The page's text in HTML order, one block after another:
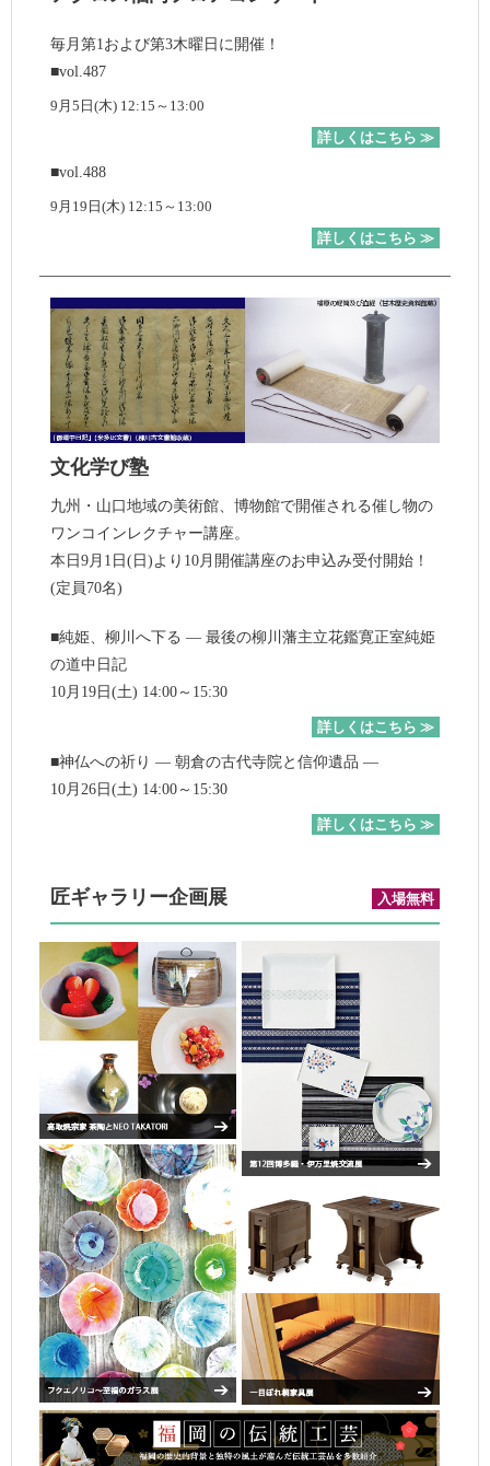
毎月第1および第3木曜日に開催！
■vol.487
9月5日(木) 12:15～13:00
詳しくはこちら ≫
■vol.488
9月19日(木) 12:15～13:00
詳しくはこちら ≫
文化学び塾
九州・山口地域の美術館、博物館で開催される催し物の
ワンコインレクチャー講座。
本日9月1日(日)より10月開催講座のお申込み受付開始！
(定員70名)
■純姫、柳川へ下る ― 最後の柳川藩主立花鑑寛正室純姫
の道中日記
10月19日(土) 14:00～15:30
詳しくはこちら ≫
■神仏への祈り ― 朝倉の古代寺院と信仰遺品 ―
10月26日(土) 14:00～15:30
詳しくはこちら ≫
匠ギャラリー企画展 入場無料